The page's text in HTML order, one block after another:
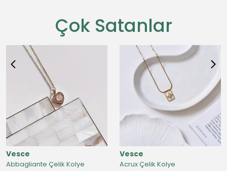
Çok Satanlar
Vesce
Abbagliante Çelik Kolye
Vesce
Acrux Çelik Kolye